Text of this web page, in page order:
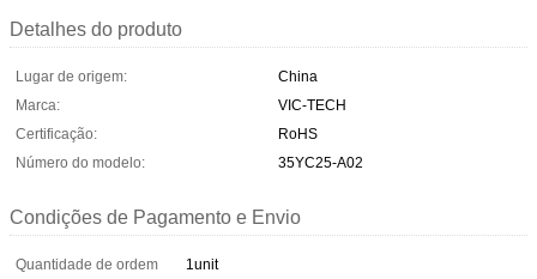
Detalhes do produto
Lugar de origem:
China
Marca:
VIC-TECH
Certificação:
RoHS
Número do modelo:
35YC25-A02
Condições de Pagamento e Envio
Quantidade de ordem
1unit